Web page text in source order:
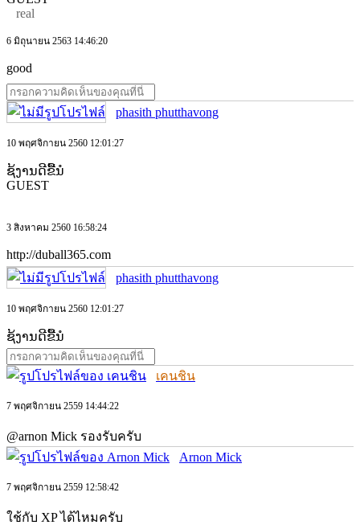
real
6 มิถุนายน 2563 14:46:20
good
phasith phutthavong
10 พฤศจิกายน 2560 12:01:27
ຊ້ງານດີຂື້ນໍ
GUEST
3 สิงหาคม 2560 16:58:24
http://duball365.com
phasith phutthavong
10 พฤศจิกายน 2560 12:01:27
ຊ້ງານດີຂື້ນໍ
เคนชิน
7 พฤศจิกายน 2559 14:44:22
@arnon Mick รองรับครับ
Arnon Mick
7 พฤศจิกายน 2559 12:58:42
ใช้กับ XP ได้ไหมครับ